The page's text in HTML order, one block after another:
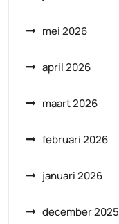
mei 2026
april 2026
maart 2026
februari 2026
januari 2026
december 2025